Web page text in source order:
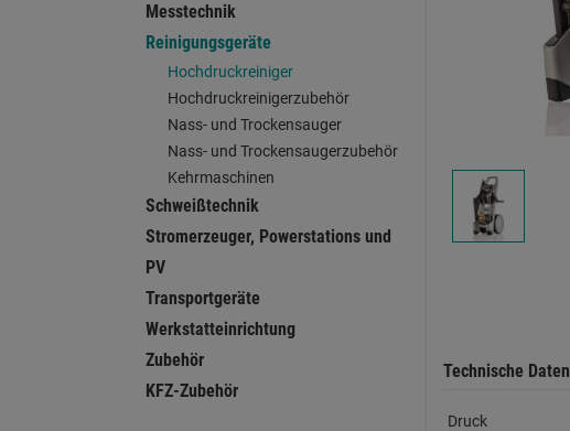
Messtechnik
Reinigungsgeräte
Hochdruckreiniger
Hochdruckreinigerzubehör
Nass- und Trockensauger
Nass- und Trockensaugerzubehör
Kehrmaschinen
Schweißtechnik
Stromerzeuger, Powerstations und
PV
Transportgeräte
Werkstatteinrichtung
Zubehör
KFZ-Zubehör
Technische Daten
Druck